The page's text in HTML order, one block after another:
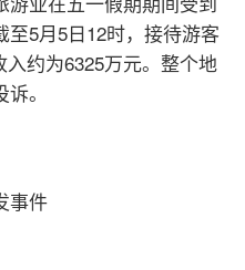
5月5日12时，接待游客
约为6325万元。整个地
。
事件